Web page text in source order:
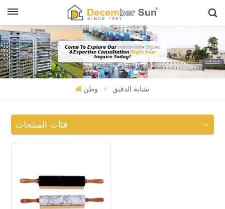
وطن نشابة الدقيق
فئات المنتجات